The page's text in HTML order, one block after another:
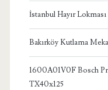
İstanbul Hayır
Bakırköy Kutlama
1600A01V0F Bosch
TX40x125